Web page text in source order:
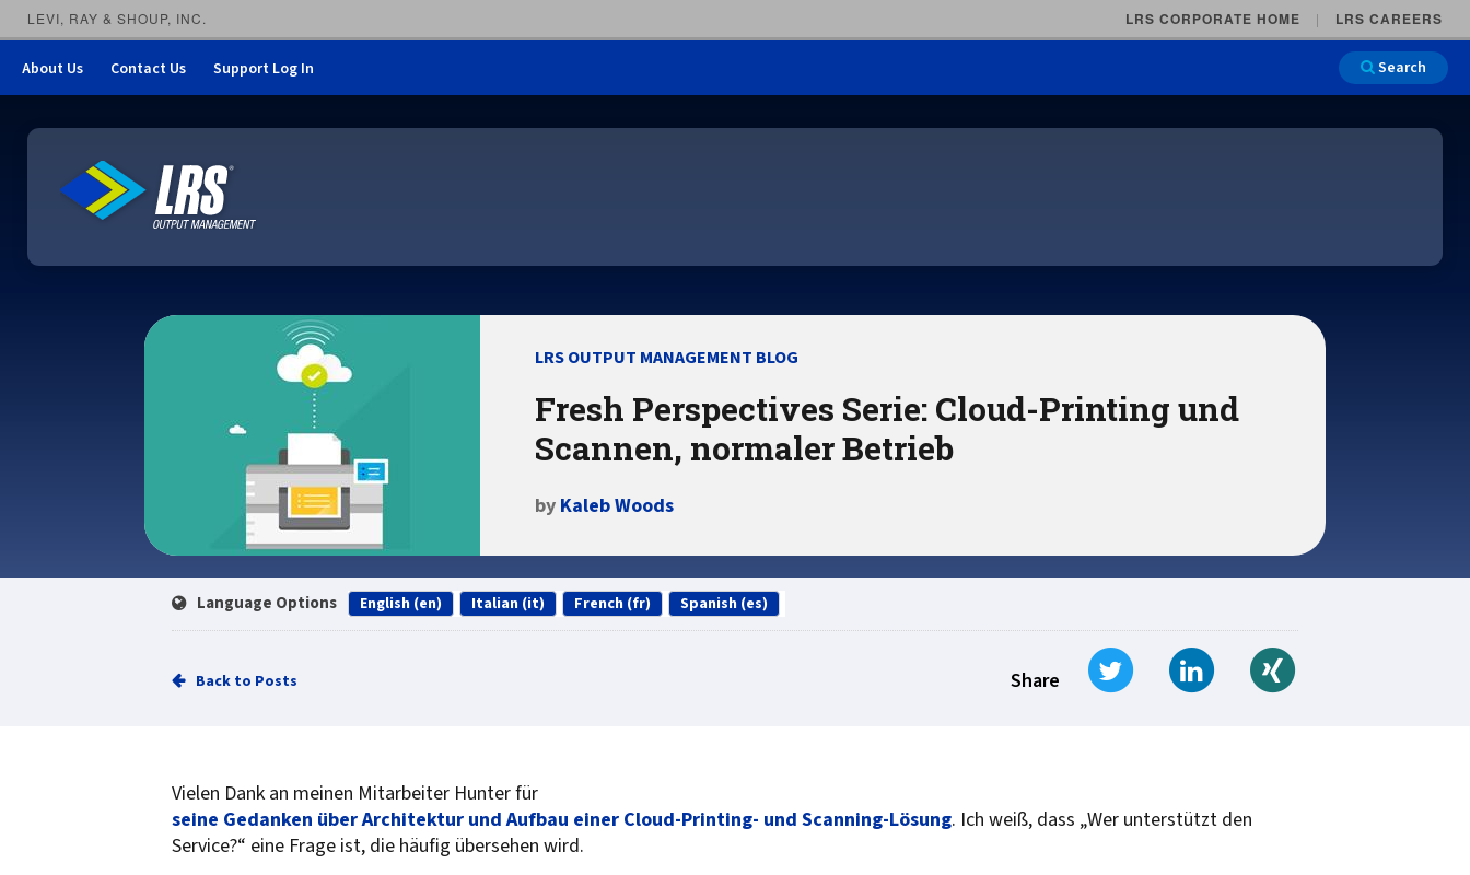
LEVI, RAY & SHOUP, INC. LRS CORPORATE HOME LRS CAREERS
About Us Contact Us Support Log In Search
LRS Output Management
LRS OUTPUT MANAGEMENT BLOG
Fresh Perspectives Serie: Cloud-Printing und
Scannen, normaler Betrieb
by Kaleb Woods
Language Options English (en) Italian (it) French (fr) Spanish (es)
Back to Posts Share
Tweet Share on LinkedIn
Vielen Dank an meinen Mitarbeiter Hunter für
seine Gedanken über Architektur und Aufbau einer Cloud-Printing- und Scanning-Lösung. Ich weiß, dass „Wer unterstützt den
Service?“ eine Frage ist, die häufig übersehen wird.